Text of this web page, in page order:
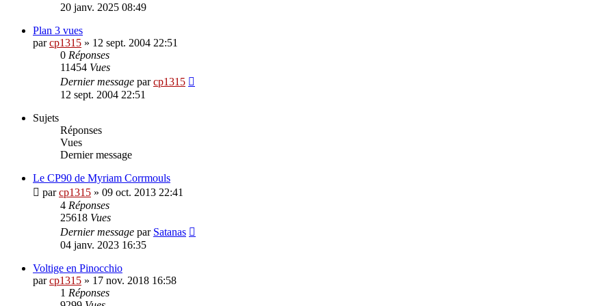
20 janv. 2025 08:49
Plan 3 vues
parcp1315 » 12 sept. 2004 22:51
0 Réponses
11454 Vues
Dernier message parcp1315
12 sept. 2004 22:51
Sujets
Réponses
Vues
Dernier message
Le CP90 de Myriam Corrmouls
parcp1315 » 09 oct. 2013 22:41
4 Réponses
25618 Vues
Dernier message par Satanas
04 janv. 2023 16:35
Voltige en Pinocchio
parcp1315 » 17 nov. 2018 16:58
1 Réponses